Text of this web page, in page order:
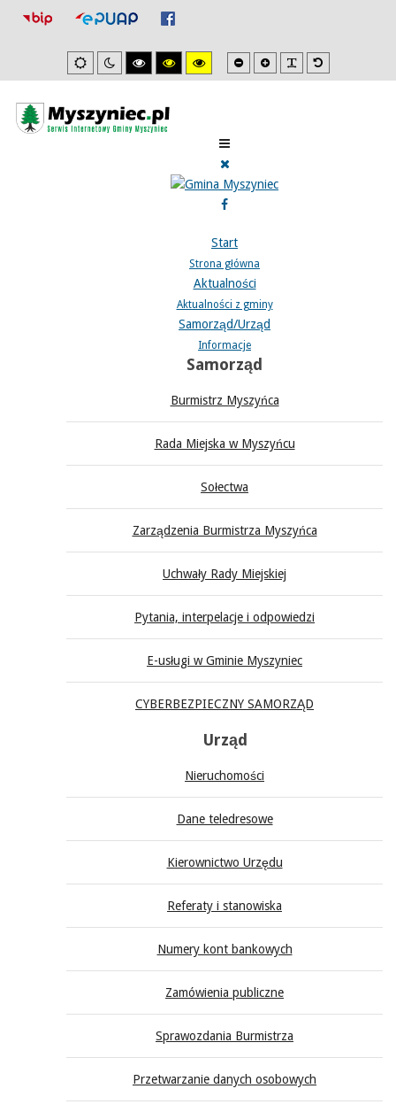
Ustawienia
domyslne
Tryb
nocny
Wysoki
kontrast
Wysoki
kontrast
Wysoki
kontrast
Mniejsza
czcionka
Zwiększona
czcionka
Domyślna
czcionka
Start
Strona główna
Aktualności
Aktualności z gminy
Samorząd/Urząd
Informacje
Samorząd
Burmistrz Myszyńca
Rada Miejska w Myszyńcu
Sołectwa
Zarządzenia Burmistrza Myszyńca
Uchwały Rady Miejskiej
Pytania, interpelacje i odpowiedzi
E-usługi w Gminie Myszyniec
CYBERBEZPIECZNY SAMORZĄD
Urząd
Nieruchomości
Dane teledresowe
Kierownictwo Urzędu
Referaty i stanowiska
Numery kont bankowych
Zamówienia publiczne
Sprawozdania Burmistrza
Przetwarzanie danych osobowych